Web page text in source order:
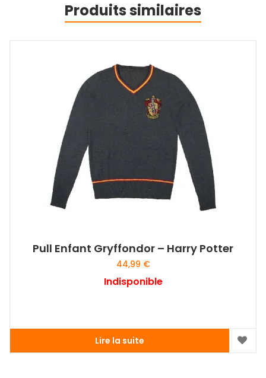
Produits similaires
Pull Enfant Gryffondor – Harry Potter
44,99 €
Indisponible
Lire la suite